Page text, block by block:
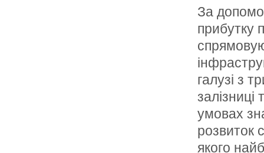
За
прибутку
галузі з
умовах
розвиток
якого